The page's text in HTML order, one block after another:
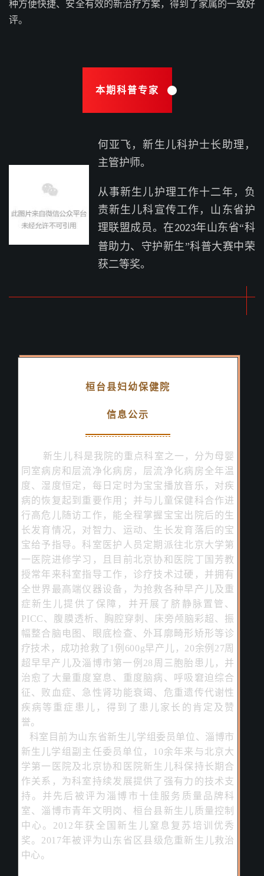
种方便快捷、安全有效的新治疗方案，得到了家属的一致好
评。
本期科普专家
何亚飞，新生儿科护士长助理，
主管护师。
从事新生儿护理工作十二年，负
责新生儿科宣传工作，山东省护
理联盟成员。在2023年山东省“科
普助力、守护新生”科普大赛中荣
获二等奖。
桓台县妇幼保健院
信息公示
新生儿科是我院的重点科室之一，分为母婴
同室病房和层流净化病房，层流净化病房全年温
度、湿度恒定，每日定时为宝宝播放音乐，对疾
病的恢复起到重要作用；并与儿童保健科合作进
行高危儿随访工作，能全程掌握宝宝出院后的生
长发育情况，对智力、运动、生长发育落后的宝
宝给予指导。科室医护人员定期派往北京大学第
一医院进修学习，且目前北京协和医院丁国芳教
授常年来科室指导工作，诊疗技术过硬，并拥有
全世界最高端仪器设备，为抢救各种早产儿及重
症新生儿提供了保障，并开展了脐静脉置管、
PICC、腹膜透析、胸腔穿刺、床旁颅脑彩超、振
幅整合脑电图、眼底检查、外耳廓畸形矫形等诊
疗技术，成功抢救了1例600g早产儿，20余例27周
超早早产儿及淄博市第一例28周三胞胎患儿，并
治愈了大量重度窒息、重度脑病、呼吸窘迫综合
征、败血症、急性肾功能衰竭、危重遗传代谢性
疾病等重症患儿，得到了患儿家长的肯定及赞
誉。
科室 目前为山东省新生儿学组委员单位、淄博市
新生儿学组副主任委员单位，10余年来与北京大
学第一医院及北京协和医院新生儿科保持长期合
作关系，为科室持续发展提供了强有力的技术支
持。并先后被评为淄博市十佳服务质量品牌科
室、淄博市青年文明岗、桓台县新生儿质量控制
中心。2012年获全国新生儿窒息复苏培训优秀
奖。2017年被评为山东省区县级危重新生儿救治
中心。